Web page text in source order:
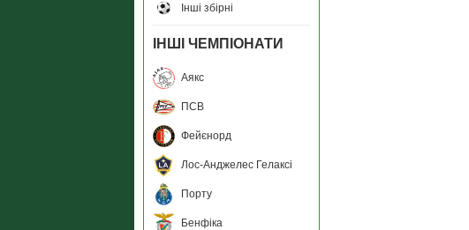
Інші збірні
ІНШІ ЧЕМПІОНАТИ
Аякс
ПСВ
Фейєнорд
Лос-Анджелес Гелаксі
Порту
Бенфіка